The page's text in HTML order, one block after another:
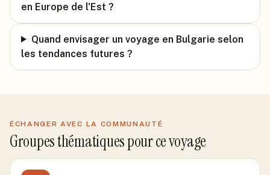
en Europe de l'Est ?
Quand envisager un voyage en Bulgarie selon
les tendances futures ?
ÉCHANGER AVEC LA COMMUNAUTÉ
Groupes thématiques pour ce voyage